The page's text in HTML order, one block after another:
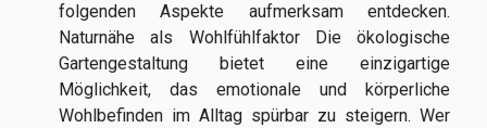
folgenden Aspekte aufmerksam entdecken.
Naturnähe als Wohlfühlfaktor Die ökologische
Gartengestaltung bietet eine einzigartige
Möglichkeit, das emotionale und körperliche
Wohlbefinden im Alltag spürbar zu steigern. Wer